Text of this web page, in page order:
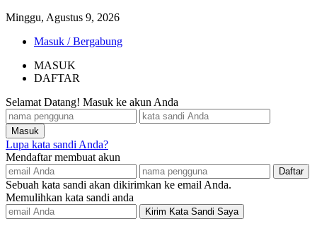
Minggu, Agustus 9, 2026
Masuk / Bergabung
MASUK
DAFTAR
Selamat Datang! Masuk ke akun Anda
Lupa kata sandi Anda?
Mendaftar membuat akun
Sebuah kata sandi akan dikirimkan ke email Anda.
Memulihkan kata sandi anda